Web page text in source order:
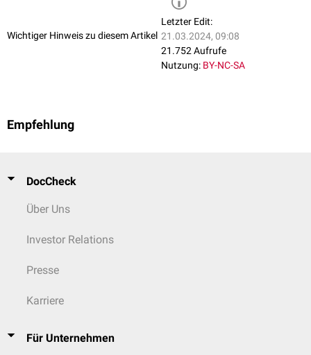
Wichtiger Hinweis zu diesem Artikel
Letzter Edit:
21.03.2024, 09:08
21.752 Aufrufe
Nutzung: BY-NC-SA
Empfehlung
DocCheck
Über Uns
Investor Relations
Presse
Karriere
Für Unternehmen